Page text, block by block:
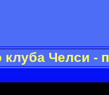
Челси -